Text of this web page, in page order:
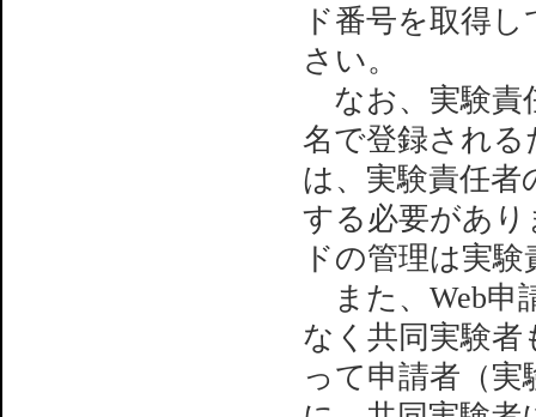
ド番号を取得
さい。
なお、実験責
名で登録される
は、実験責任者
する必要があ
ドの管理は実
また、Web申
なく共同実験
って申請者（